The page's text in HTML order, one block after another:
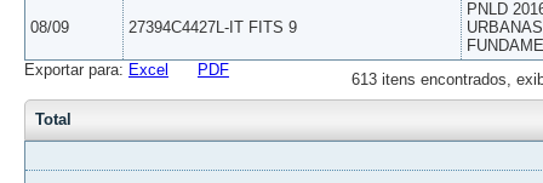
08/09 27394C4427L-IT FITS 9
PNLD
613 itens encontrados,
Exportar para: Excel PDF
Total